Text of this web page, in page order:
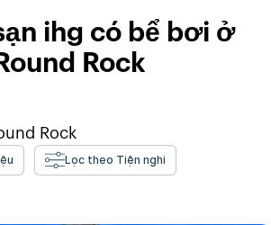
ihg có bể bơi ở
Round Rock
Rock
Lọc theo Tiện nghi